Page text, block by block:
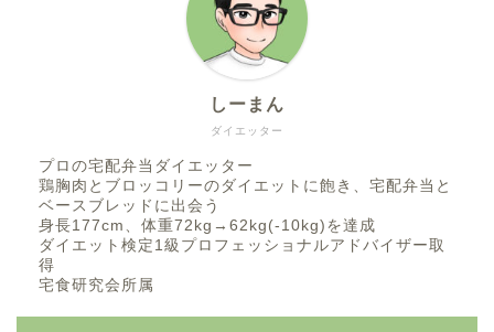
ダイエッター
しーまん
プロの宅配弁当ダイエッター
鶏胸肉とブロッコリーのダイエットに飽き、宅配弁当と
ベースブレッドに出会う
身長177cm、体重72kg→62kg(-10kg)を達成
ダイエット検定1級プロフェッショナルアドバイザー取
得
宅食研究会所属